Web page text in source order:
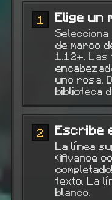
1 Elige un
de marco
1.12+.
uno rosa.
biblioteca
2 Escribe
La línea
(¡Avance
texto. La
blanco.